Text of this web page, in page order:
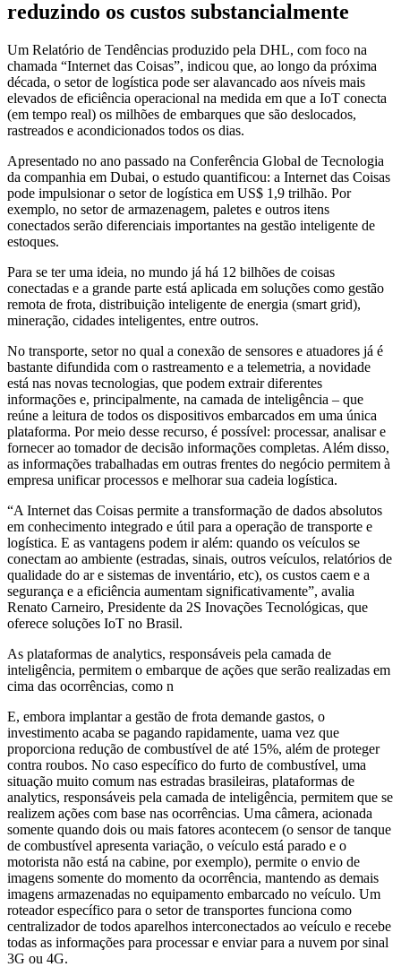
reduzindo os custos substancialmente
Um Relatório de Tendências produzido pela DHL, com foco na
chamada “Internet das Coisas”, indicou que, ao longo da próxima
década, o setor de logística pode ser alavancado aos níveis mais
elevados de eficiência operacional na medida em que a IoT conecta
(em tempo real) os milhões de embarques que são deslocados,
rastreados e acondicionados todos os dias.
Apresentado no ano passado na Conferência Global de Tecnologia
da companhia em Dubai, o estudo quantificou: a Internet das Coisas
pode impulsionar o setor de logística em US$ 1,9 trilhão. Por
exemplo, no setor de armazenagem, paletes e outros itens
conectados serão diferenciais importantes na gestão inteligente de
estoques.
Para se ter uma ideia, no mundo já há 12 bilhões de coisas
conectadas e a grande parte está aplicada em soluções como gestão
remota de frota, distribuição inteligente de energia (smart grid),
mineração, cidades inteligentes, entre outros.
No transporte, setor no qual a conexão de sensores e atuadores já é
bastante difundida com o rastreamento e a telemetria, a novidade
está nas novas tecnologias, que podem extrair diferentes
informações e, principalmente, na camada de inteligência – que
reúne a leitura de todos os dispositivos embarcados em uma única
plataforma. Por meio desse recurso, é possível: processar, analisar e
fornecer ao tomador de decisão informações completas. Além disso,
as informações trabalhadas em outras frentes do negócio permitem à
empresa unificar processos e melhorar sua cadeia logística.
“A Internet das Coisas permite a transformação de dados absolutos
em conhecimento integrado e útil para a operação de transporte e
logística. E as vantagens podem ir além: quando os veículos se
conectam ao ambiente (estradas, sinais, outros veículos, relatórios de
qualidade do ar e sistemas de inventário, etc), os custos caem e a
segurança e a eficiência aumentam significativamente”, avalia
Renato Carneiro, Presidente da 2S Inovações Tecnológicas, que
oferece soluções IoT no Brasil.
As plataformas de analytics, responsáveis pela camada de
inteligência, permitem o embarque de ações que serão realizadas em
cima das ocorrências, como n
E, embora implantar a gestão de frota demande gastos, o
investimento acaba se pagando rapidamente, uama vez que
proporciona redução de combustível de até 15%, além de proteger
contra roubos. No caso específico do furto de combustível, uma
situação muito comum nas estradas brasileiras, plataformas de
analytics, responsáveis pela camada de inteligência, permitem que se
realizem ações com base nas ocorrências. Uma câmera, acionada
somente quando dois ou mais fatores acontecem (o sensor de tanque
de combustível apresenta variação, o veículo está parado e o
motorista não está na cabine, por exemplo), permite o envio de
imagens somente do momento da ocorrência, mantendo as demais
imagens armazenadas no equipamento embarcado no veículo. Um
roteador específico para o setor de transportes funciona como
centralizador de todos aparelhos interconectados ao veículo e recebe
todas as informações para processar e enviar para a nuvem por sinal
3G ou 4G.